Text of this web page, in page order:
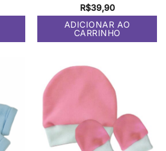
R$39,90
ADICIONAR AO
CARRINHO